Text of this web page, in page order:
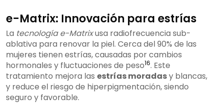
e-Matrix: Innovación para estrías
La tecnología e-Matrixusa radiofrecuencia sub-
ablativa para renovar la piel. Cerca del 90% de las
mujeres tienen estrías, causadas por cambios
hormonales y fluctuaciones de peso16. Este
tratamiento mejora las estrías moradasy blancas,
y reduce el riesgo de hiperpigmentación, siendo
seguro y favorable.